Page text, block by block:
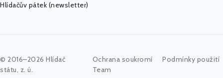
Hlídačův pátek (newsletter)
© 2016–2026 Hlídač
státu, z. ú.
Ochrana soukromí
Podmínky použití
Team